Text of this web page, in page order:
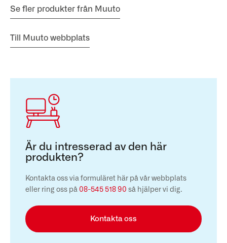
Se fler produkter från Muuto
Till Muuto webbplats
Är du intresserad av den här
produkten?
Kontakta oss via formuläret här på vår webbplats
eller ring oss på 08-545 518 90 så hjälper vi dig.
Kontakta oss